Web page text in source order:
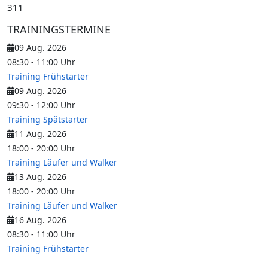
311
TRAININGSTERMINE
09 Aug. 2026
08:30 - 11:00 Uhr
Training Frühstarter
09 Aug. 2026
09:30 - 12:00 Uhr
Training Spätstarter
11 Aug. 2026
18:00 - 20:00 Uhr
Training Läufer und Walker
13 Aug. 2026
18:00 - 20:00 Uhr
Training Läufer und Walker
16 Aug. 2026
08:30 - 11:00 Uhr
Training Frühstarter